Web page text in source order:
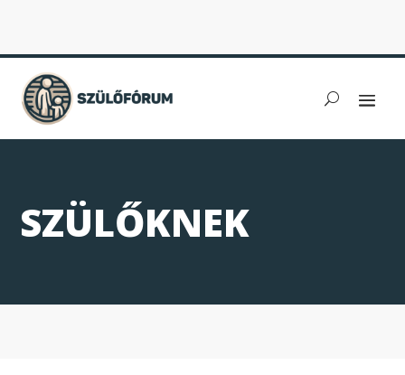
SZÜLŐKNEK